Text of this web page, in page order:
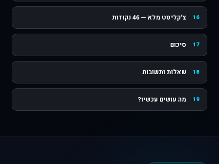
16 צ'קליסט מלא — 46 נקודות
17 סיכום
18 שאלות ותשובות
19 מה עושים עכשיו?